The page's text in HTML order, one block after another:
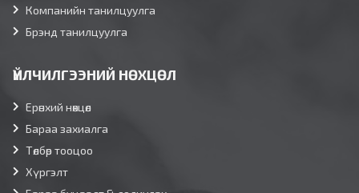
Компанийн танилцуулга
Брэнд танилцуулга
ҮЙЛЧИЛГЭЭНИЙ НӨХЦӨЛ
Ерөнхий нөхцөл
Бараа захиалга
Төлбөр тооцоо
Хүргэлт